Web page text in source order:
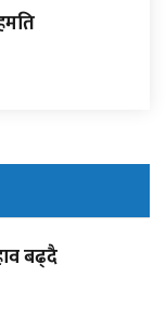
बढ्दै